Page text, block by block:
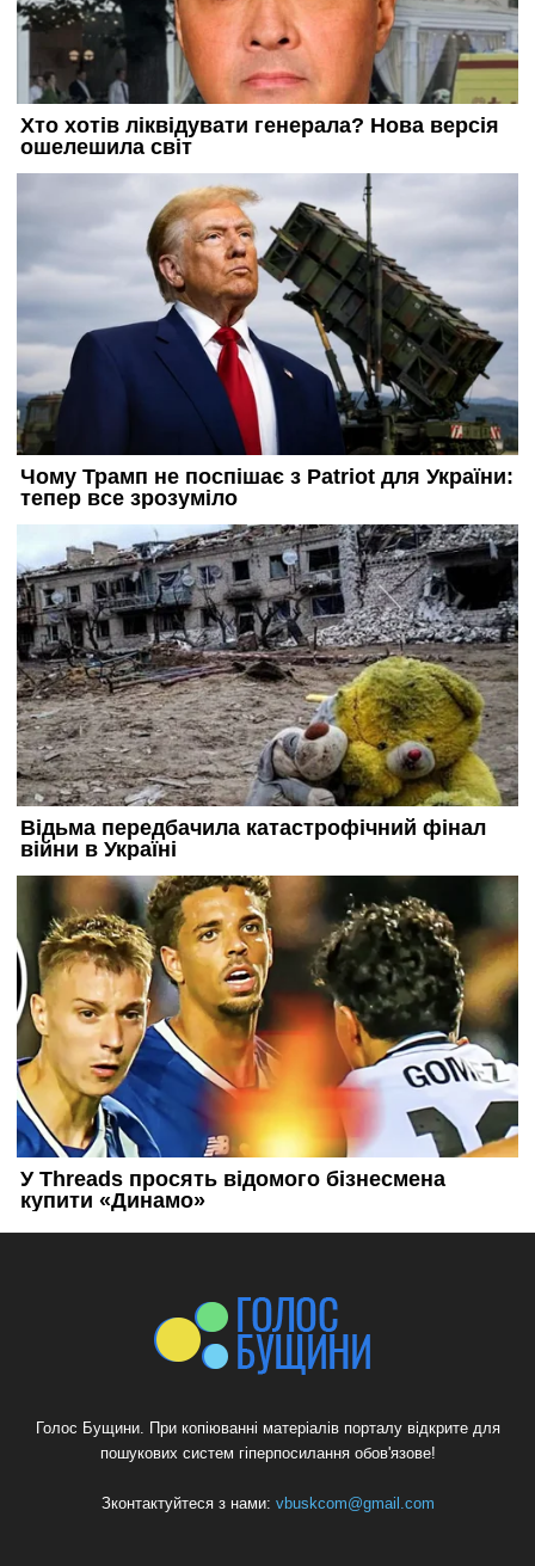
Голос Бущини. При копіюванні матеріалів порталу відкрите для
пошукових систем гіперпосилання обов'язове!
Зконтактуйтеся з нами: vbuskcom@gmail.com